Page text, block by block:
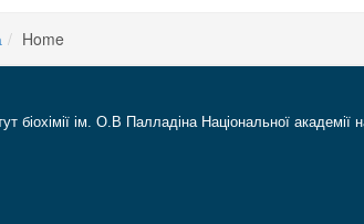
Home
біохімії ім. О.В Палладіна Національної